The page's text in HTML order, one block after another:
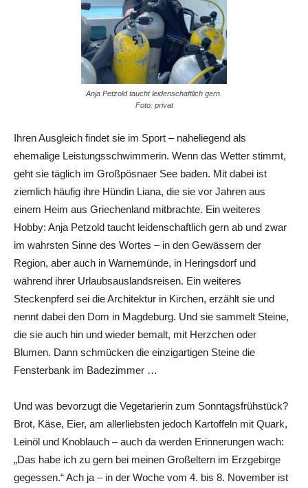
Anja Petzold taucht leidenschaftlich gern.
Foto: privat
Ihren Ausgleich findet sie im Sport – naheliegend als
ehemalige Leistungsschwimmerin. Wenn das Wetter stimmt,
geht sie täglich im Großpösnaer See baden. Mit dabei ist
ziemlich häufig ihre Hündin Liana, die sie vor Jahren aus
einem Heim aus Griechenland mitbrachte. Ein weiteres
Hobby: Anja Petzold taucht leidenschaftlich gern ab und zwar
im wahrsten Sinne des Wortes – in den Gewässern der
Region, aber auch in Warnemünde, in Heringsdorf und
während ihrer Urlaubsauslandsreisen. Ein weiteres
Steckenpferd sei die Architektur in Kirchen, erzählt sie und
nennt dabei den Dom in Magdeburg. Und sie sammelt Steine,
die sie auch hin und wieder bemalt, mit Herzchen oder
Blumen. Dann schmücken die einzigartigen Steine die
Fensterbank im Badezimmer …
Und was bevorzugt die Vegetarierin zum Sonntagsfrühstück?
Brot, Käse, Eier, am allerliebsten jedoch Kartoffeln mit Quark,
Leinöl und Knoblauch – auch da werden Erinnerungen wach:
„Das habe ich zu gern bei meinen Großeltern im Erzgebirge
gegessen.“ Ach ja – in der Woche vom 4. bis 8. November ist